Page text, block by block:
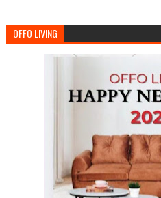
OFFO LIVING